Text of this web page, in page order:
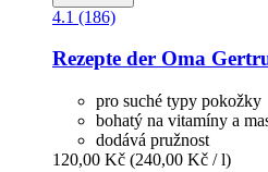
4.1 (186)
Rezepte der Oma
pro suché typy pokožky
bohatý na vitamíny a
dodává pružnost
120,00 Kč (240,00 Kč / l)